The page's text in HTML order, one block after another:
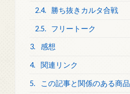
2.4. 勝ち抜きカルタ合戦
2.5. フリートーク
3. 感想
4. 関連リンク
5. この記事と関係のある商品